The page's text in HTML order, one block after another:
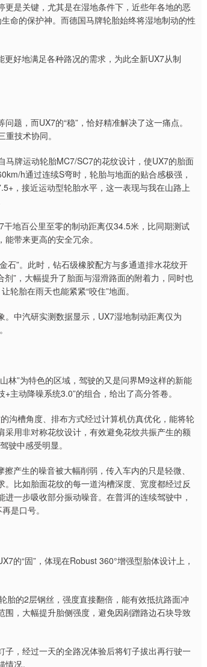
是关键，尤其是在湿地条件下，近些年各地的恶
命的保护神。而德国马牌轮胎始终将湿地制动的性
好地满足各种路况的需求，为此全新UX7从制
题，而UX7的“稳”，恰好精准解决了这一痛点。
技术协同。
牌运动轮胎MC7/SC7的花纹设计，使UX7的胎面
h通过连续S弯时，轮胎与地面的贴合感极强，
，接近运动型轮胎水平，这一表现与我在山路上
地百公里至零的制动距离仅34.5米，比同期测试
带来更高的安全冗余。
石”。此时，钻石级橡胶配方与多通道排水花纹开
”，大幅提升了胎面与湿滑路面的附着力，同时也
胎在雨天也能紧紧“咬住”地面。
中汽研实测数据显示，UX7湿地制动距离仅为
林”为特色的区域，驾驶的又是问界M9这样的新能
主动降噪系统3.0”的组合，给出了高分答卷。
槽角度、排布方式经过计算机仿真优化，能将轮
用非对称花纹设计，有效避免花纹共振产生的额
驶中感受明显。
产生的噪音被大幅削弱，传入车内的只是轻微、
比如胎面花纹的每一道沟槽深度、宽度都经过反
一步吸收部分振动噪音。在普洱的连续驾驶中，
是口号。
的“固”，体现在Robust 360°增强型胎体设计上，
胎的2层钢丝，强度直接翻倍，能有效抵抗路面冲
，大幅提升胎侧强度，避免因剐蹭路边石块导致
，经过一天的全路况体验后将钉子拔出再行驶一
况。